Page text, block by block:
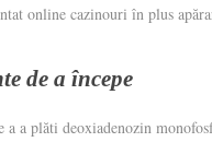
online cazinouri în plus
de a începe
a plăti deoxiadenozin